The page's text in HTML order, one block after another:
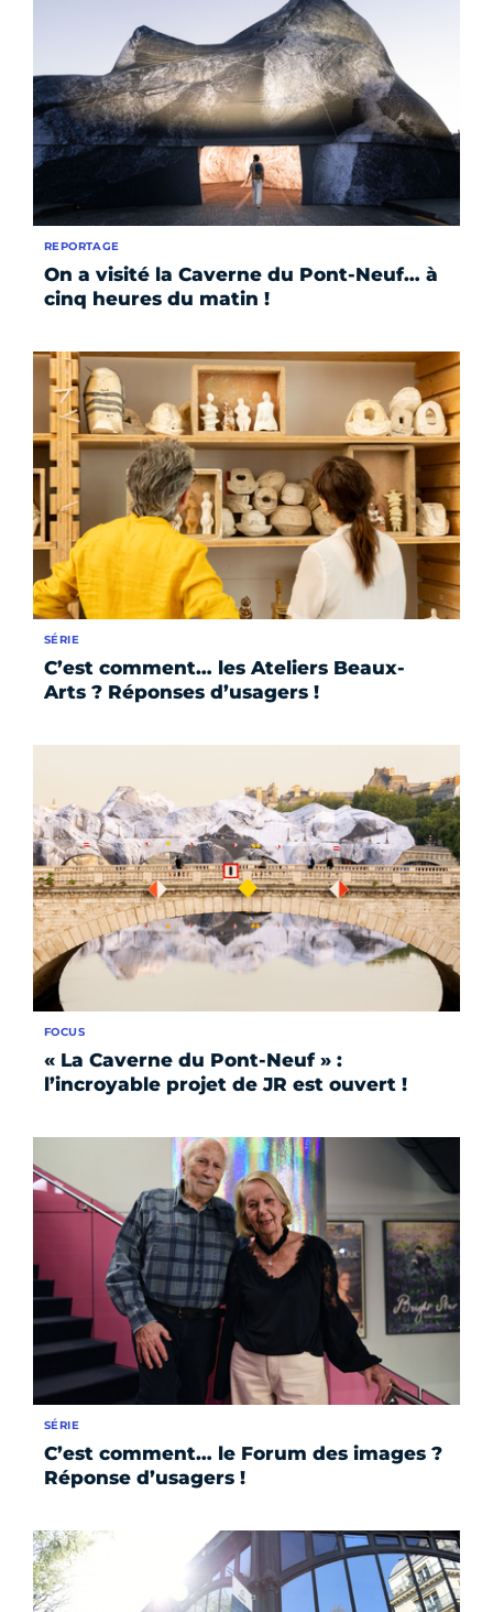
On a visité la Caverne du Pont-Neuf… à
cinq heures du matin !
REPORTAGE
C’est comment… les Ateliers Beaux-
Arts ? Réponses d’usagers !
SÉRIE
« La Caverne du Pont-Neuf » :
l’incroyable projet de JR est ouvert !
FOCUS
C’est comment… le Forum des images ?
Réponse d’usagers !
SÉRIE